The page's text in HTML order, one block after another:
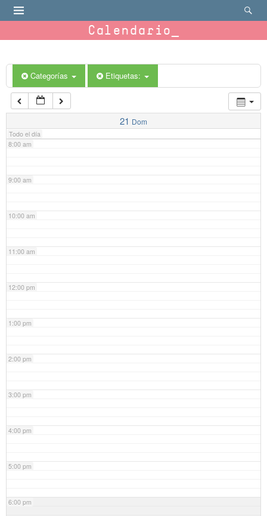
Calendario
Categorías Etiquetas:
21 Dom
Todo el día
6:00 am
7:00 am
8:00 am
9:00 am
10:00 am
11:00 am
12:00 pm
1:00 pm
2:00 pm
3:00 pm
4:00 pm
5:00 pm
6:00 pm